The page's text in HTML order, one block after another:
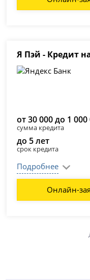
Я Пэй - Кредит
от 30 000 до 1
сумма кредита
до 5 лет
срок кредита
Подробнее
Онлайн-